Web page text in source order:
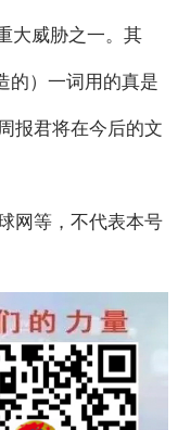
大威胁之一。其
的）一词用的真是
报君将在今后的文
网等，不代表本号